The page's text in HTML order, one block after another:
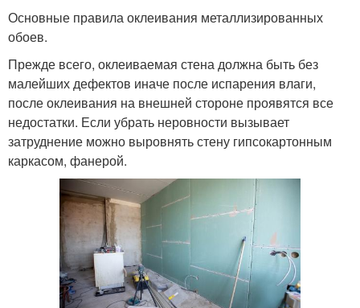
Основные правила оклеивания металлизированных
обоев.
Прежде всего, оклеиваемая стена должна быть без
малейших дефектов иначе после испарения влаги,
после оклеивания на внешней стороне проявятся все
недостатки. Если убрать неровности вызывает
затруднение можно выровнять стену гипсокартонным
каркасом, фанерой.